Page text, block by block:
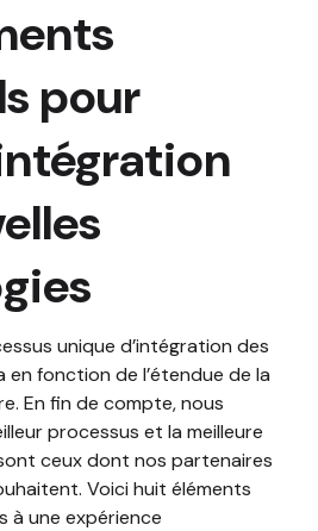
pour
unique d’intégration des
en fonction de l’étendue de la
En fin de compte, nous
processus et la meilleure
ceux dont nos partenaires
Voici huit éléments
à une expérience